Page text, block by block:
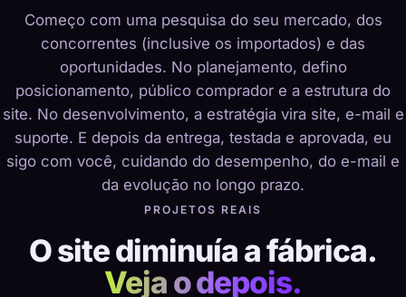
Começo com uma pesquisa do seu mercado, dos
concorrentes (inclusive os importados) e das
oportunidades. No planejamento, defino
posicionamento, público comprador e a estrutura do
site. No desenvolvimento, a estratégia vira site, e-mail e
suporte. E depois da entrega, testada e aprovada, eu
sigo com você, cuidando do desempenho, do e-mail e
da evolução no longo prazo.
PROJETOS REAIS
O site diminuía a fábrica.
Veja o depois.